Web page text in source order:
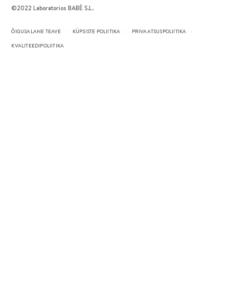
©2022 Laboratorios BABÉ S.L.
ÕIGUSALANE TEAVE KÜPSISTE POLIITIKA
PRIVAATSUSPOLIITIKA
KVALITEEDIPOLIITIKA